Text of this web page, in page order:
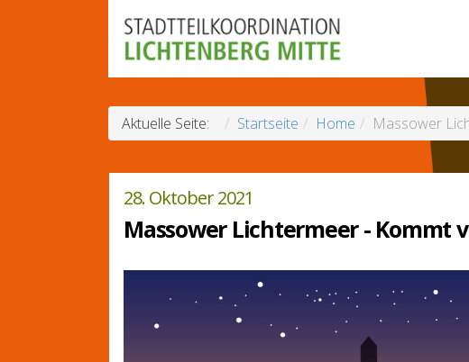
Aktuelle Seite: Startseite Home Massower
28. Oktober 2021
Massower Lichtermeer - Kommt